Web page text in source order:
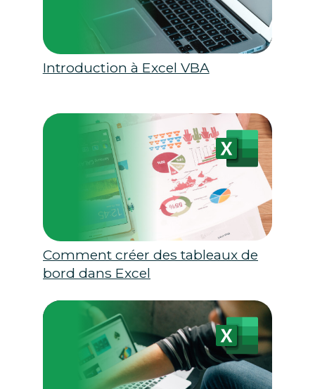
Introduction à Excel VBA
Comment créer des tableaux de
bord dans Excel